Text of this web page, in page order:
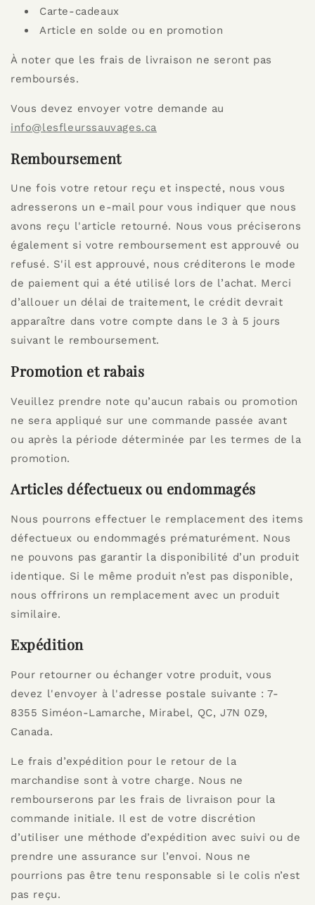
Carte-cadeaux
Article en solde ou en promotion
À noter que les frais de livraison ne seront pas
remboursés.
Vous devez envoyer votre demande au
info@lesfleurssauvages.ca
Remboursement
Une fois votre retour reçu et inspecté, nous vous
adresserons un e-mail pour vous indiquer que nous
avons reçu l'article retourné. Nous vous préciserons
également si votre remboursement est approuvé ou
refusé. S'il est approuvé, nous créditerons le mode
de paiement qui a été utilisé lors de l’achat. Merci
d’allouer un délai de traitement, le crédit devrait
apparaître dans votre compte dans le 3 à 5 jours
suivant le remboursement.
Promotion et rabais
Veuillez prendre note qu’aucun rabais ou promotion
ne sera appliqué sur une commande passée avant
ou après la période déterminée par les termes de la
promotion.
Articles défectueux ou endommagés
Nous pourrons effectuer le remplacement des items
défectueux ou endommagés prématurément. Nous
ne pouvons pas garantir la disponibilité d’un produit
identique. Si le même produit n’est pas disponible,
nous offrirons un remplacement avec un produit
similaire.
Expédition
Pour retourner ou échanger votre produit, vous
devez l'envoyer à l'adresse postale suivante : 7-
8355 Siméon-Lamarche, Mirabel, QC, J7N 0Z9,
Canada.
Le frais d’expédition pour le retour de la
marchandise sont à votre charge. Nous ne
rembourserons par les frais de livraison pour la
commande initiale. Il est de votre discrétion
d’utiliser une méthode d’expédition avec suivi ou de
prendre une assurance sur l’envoi. Nous ne
pourrions pas être tenu responsable si le colis n’est
pas reçu.